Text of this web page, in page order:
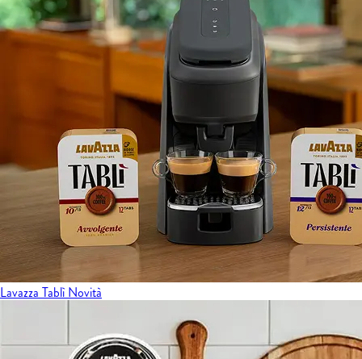
Lavazza Tablì Novità